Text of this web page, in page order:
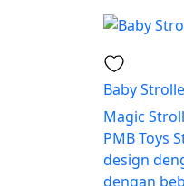
Baby
Magic
PMB Toys
design
dengan